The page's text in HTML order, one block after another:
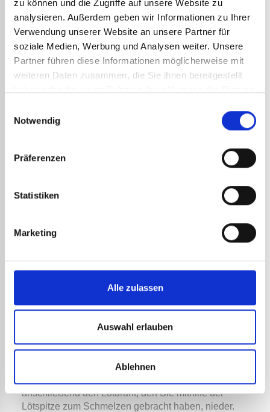
zu können und die Zugriffe auf unsere Website zu
analysieren. Außerdem geben wir Informationen zu Ihrer
Verwendung unserer Website an unsere Partner für
soziale Medien, Werbung und Analysen weiter. Unsere
Partner führen diese Informationen möglicherweise mit
weiteren Daten zusammen, die Sie ihnen bereitgestellt
Notwendig
Präferenzen
Statistiken
Marketing
Alle zulassen
Auswahl erlauben
Ablehnen
~ Gewicht: 543 Gramm
Breite: 1.200 mm
~ Höhe: 4.650 mm
den elektrischen
Präzisionslötkolben HRT 209
Vor jeder Lötarbeit mit Ihrem elektrischen
vergewissern, dass die Teile, an denen Sie arbeiten
wollen, sauber und glatt sind. Vor allem dürfen keine
erhitzt werden, da dies die Lebensdauer des
Spielraum in der Verbindung mit dem Kolben gibt.
Der Lötkolben HRT 209 muss etwa zehn Minuten
lang vorgeheizt werden. Erhitzen Sie zunächst das
anschließend den Lötdraht, den Sie mithilfe der
Lötspitze zum Schmelzen gebracht haben, nieder.